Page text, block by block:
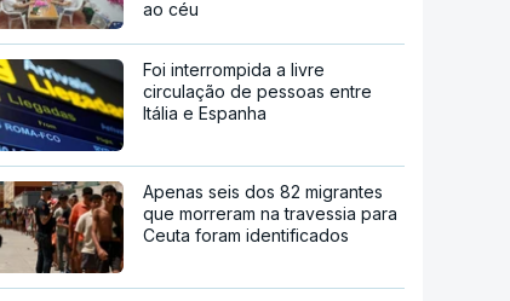
ao céu
Foi interrompida a livre
circulação de pessoas entre
Itália e Espanha
Apenas seis dos 82 migrantes
que morreram na travessia para
Ceuta foram identificados